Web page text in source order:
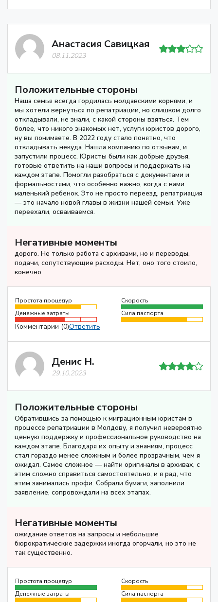
Анастасия Савицкая
08.11.2023
Положительные стороны
Наша семья всегда гордилась молдавскими корнями, и
мы хотели вернуться по репатриации, но слишком долго
откладывали, не знали, с какой стороны взяться. Тем
более, что никого знакомых нет, услуги юристов дорого,
ну вы понимаете. В 2022 году стало понятно, что
откладывать некуда. Нашла компанию по отзывам, и
запустили процесс. Юристы были как добрые друзья,
готовые ответить на наши вопросы и поддержать на
каждом этапе. Помогли разобраться с документами и
формальностями, что особенно важно, когда с вами
маленький ребенок. Это не просто переезд, репатриация
— это начало новой главы в жизни нашей семьи. Уже
переехали, осваиваемся.
Негативные моменты
дорого. Не только работа с архивами, но и переводы,
подачи, сопутствующие расходы. Нет, оно того стоило,
конечно.
Простота процедур
Скорость
Денежные затраты
Сила паспорта
Комментарии (0)Ответить
Денис Н.
29.10.2023
Положительные стороны
Обратившись за помощью к миграционным юристам в
процессе репатриации в Молдову, я получил невероятно
ценную поддержку и профессиональное руководство на
каждом этапе. Благодаря их опыту и знаниям, процесс
стал гораздо менее сложным и более прозрачным, чем я
ожидал. Самое сложное — найти оригиналы в архивах, с
этим сложно справиться самостоятельно, и я рад, что
этим занимались профи. Собрали бумаги, заполнили
заявление, сопровождали на всех этапах.
Негативные моменты
ожидание ответов на запросы и небольшие
бюрократические задержки иногда огорчали, но это не
так существенно.
Простота процедур
Скорость
Денежные затраты
Сила паспорта